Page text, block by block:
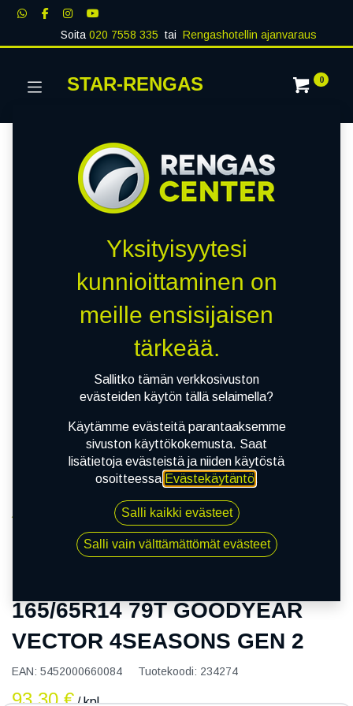
Soita020 7558 335 tai Rengashotellin ajanvaraus
STAR-RENGAS 0
165/65R14 79T GOODYEAR VECTOR 4SEASONS
165/65R14 79T GOODYEAR
VECTOR 4SEASONS GEN 2
EAN: 5452000660084 Tuotekoodi: 234274
93,30€ / kpl
Yksityisyytesi
kunnioittaminen on
meille ensisijaisen
tärkeää.
Sallitko tämän verkkosivuston
evästeiden käytön tällä selaimella?
Käytämme evästeitä parantaaksemme
sivuston käyttökokemusta. Saat
lisätietoja evästeistä ja niiden käytöstä
osoitteessa Evästekäytäntö.
Salli kaikki evästeet
Salli vain välttämättömät evästeet